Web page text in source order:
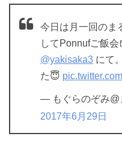
今日は月一回のま
してPonnufご飯
@yakisaka3 にて
た😇
— もぐらのぞみ@
2017年6月29日